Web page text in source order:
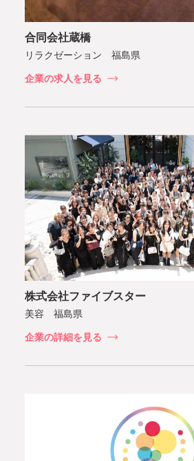
合同会社蔵橋
リラクゼーション 福島県
企業の求人を見る
株式会社ファイブスター
美容 福島県
企業の詳細を見る